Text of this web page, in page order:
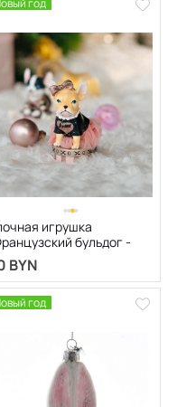
год
игрушка
бульдог -
6,3 см
BYN
год